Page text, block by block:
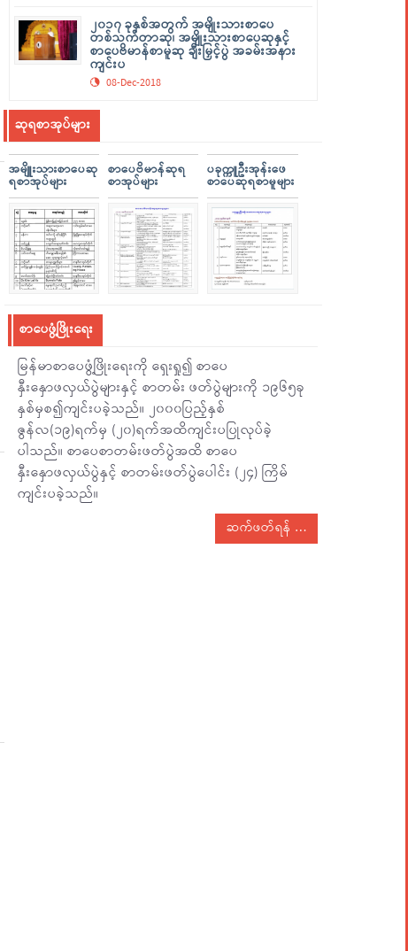
၂၀၁၇ ခုနှစ်အတွက် အမျိုးသားစာပေ
တစ်သက်တာဆု၊ အမျိုးသားစာပေဆုနှင့်
စာပေဗိမာန်စာမူဆု ချီးမြှင့်ပွဲ အခမ်းအနား
ကျင်းပ
08-Dec-2018
ဆုရစာအုပ်များ
အမျိူးသားစာပေဆု
ရစာအုပ်များ
စာပေဗိမာန်ဆုရ
စာအုပ်များ
ပခုက္ကူဦးအုန်းဖေ
စာပေဆုရစာမူများ
စာပေဖွံ့ဖြိုးရေး
မြန်မာစာပေဖွံ့ဖြိုးရေးကို ရှေးရှု၍ စာပေ
နှီးနှောဖလှယ်ပွဲများနှင့် စာတမ်း ဖတ်ပွဲများကို ၁၉၆၅ခု
နှစ်မှစ၍ကျင်းပခဲ့သည်။ ၂၀၀၀ပြည့်နှစ်
ဇွန်လ(၁၉)ရက်မှ (၂၀)ရက်အထိကျင်းပပြုလုပ်ခဲ့
ပါသည်။ စာပေစာတမ်းဖတ်ပွဲအထိ စာပေ
နှီးနှောဖလှယ်ပွဲနှင့် စာတမ်းဖတ်ပွဲပေါင်း (၂၄) ကြိမ်
ကျင်းပခဲ့သည်။
ဆက်ဖတ်ရန်